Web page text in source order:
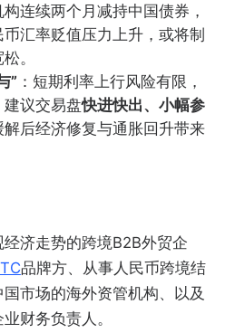
连续两个月减持中国债券，
汇率贬值压力上升，或将制
。
” ：短期利率上行风险有限，
议交易盘快进快出、小幅参
后经济修复与通胀回升带来
济走势的跨境B2B外贸企
品牌方、从事人民币跨境结
市场的海外资管机构、以及
财务负责人。